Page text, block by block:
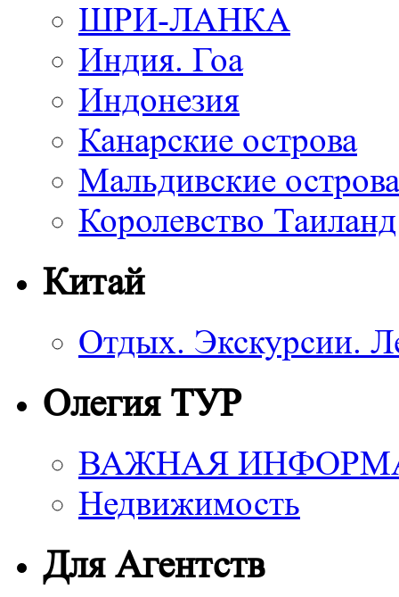
ШРИ-ЛАНКА
Индия. Гоа
Индонезия
Канарские острова
Мальдивские острова
Королевство Таиланд
Китай
Отдых. Экскурсии.
Олегия ТУР
ВАЖНАЯ
Недвижимость
Для Агентств